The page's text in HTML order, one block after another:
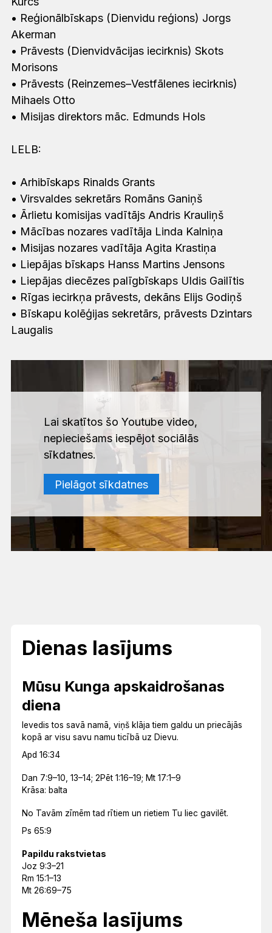
• Reģionālbīskaps (Dienvidu reģions) Jorgs
Akerman
• Prāvests (Dienvidvācijas iecirknis) Skots
Morisons
• Prāvests (Reinzemes–Vestfālenes iecirknis)
Mihaels Otto
• Misijas direktors māc. Edmunds Hols
LELB:
• Arhibīskaps Rinalds Grants
• Virsvaldes sekretārs Romāns Ganiņš
• Ārlietu komisijas vadītājs Andris Krauliņš
• Mācības nozares vadītāja Linda Kalniņa
• Misijas nozares vadītāja Agita Krastiņa
• Liepājas bīskaps Hanss Martins Jensons
• Liepājas diecēzes palīgbīskaps Uldis Gailītis
• Rīgas iecirkņa prāvests, dekāns Elijs Godiņš
• Bīskapu kolēģijas sekretārs, prāvests Dzintars
Laugalis
Lai skatītos šo Youtube video,
nepieciešams iespējot sociālās
sīkdatnes.
Pielāgot sīkdatnes
Dienas lasījums
Mūsu Kunga apskaidrošanas
diena
Ievedis tos savā namā, viņš klāja tiem galdu un priecājās
kopā ar visu savu namu ticībā uz Dievu.
Apd 16:34
Dan 7:9–10, 13–14; 2Pēt 1:16–19; Mt 17:1–9
Krāsa: balta
No Tavām zīmēm tad rītiem un rietiem Tu liec gavilēt.
Ps 65:9
Papildu rakstvietas
Joz 9:3–21
Rm 15:1–13
Mt 26:69–75
Mēneša lasījums